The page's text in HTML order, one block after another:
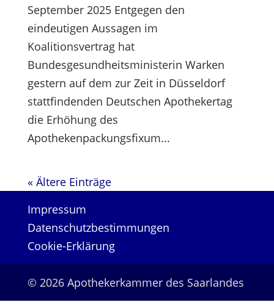
September 2025 Entgegen den
eindeutigen Aussagen im
Koalitionsvertrag hat
Bundesgesundheitsministerin Warken
gestern auf dem zur Zeit in Düsseldorf
stattfindenden Deutschen Apothekertag
die Erhöhung des
Apothekenpackungsfixum...
« Ältere Einträge
Impressum
Datenschutzbestimmungen
Cookie-Erklärung
© 2026 Apothekerkammer des Saarlandes